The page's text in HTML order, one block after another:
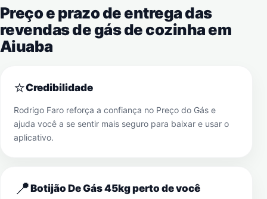
Preço e prazo de entrega das
revendas de gás de cozinha em
Aiuaba
⭐Credibilidade
Rodrigo Faro reforça a confiança no Preço do Gás e
ajuda você a se sentir mais seguro para baixar e usar o
aplicativo.
📍Botijão De Gás 45kg perto de você